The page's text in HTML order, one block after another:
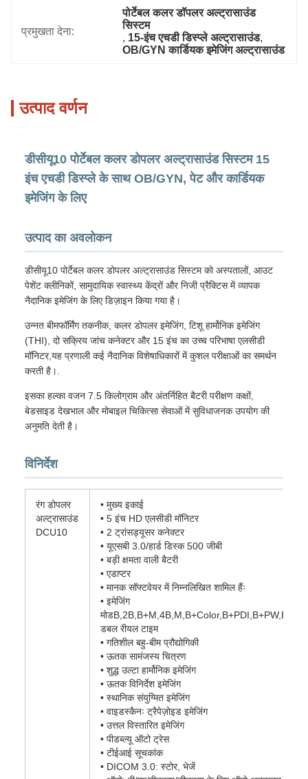
प्रमुखता देना:
पोर्टेबल कलर डॉपलर अल्ट्रासाउंड
सिस्टम
, 15-इंच एचडी डिस्प्ले अल्ट्रासाउंड,
OB/GYN कार्डियक इमेजिंग अल्ट्रासाउंड
उत्पाद वर्णन
डीसीयू10 पोर्टेबल कलर डोपलर अल्ट्रासाउंड सिस्टम 15
इंच एचडी डिस्प्ले के साथ OB/GYN, पेट और कार्डियक
इमेजिंग के लिए
उत्पाद का अवलोकन
डीसीयू10 पोर्टेबल कलर डोपलर अल्ट्रासाउंड सिस्टम को अस्पतालों, आउट
पेशेंट क्लीनिकों, सामुदायिक स्वास्थ्य केंद्रों और निजी प्रैक्टिस में व्यापक
नैदानिक इमेजिंग के लिए डिज़ाइन किया गया है।
उन्नत बीमफॉर्मिंग तकनीक, कलर डोपलर इमेजिंग, टिशू हार्मोनिक इमेजिंग
(THI), दो सक्रिय जांच कनेक्टर और 15 इंच का उच्च परिभाषा एलसीडी
मॉनिटर,यह प्रणाली कई नैदानिक विशेषाधिकारों में कुशल परीक्षाओं का समर्थन
करती है।.
इसका हल्का वजन 7.5 किलोग्राम और अंतर्निहित बैटरी परीक्षण कक्षों,
बेडसाइड देखभाल और मोबाइल चिकित्सा सेवाओं में सुविधाजनक उपयोग की
अनुमति देती है।
विनिर्देश
रंग डोपलर
अल्ट्रासाउंड
DCU10
• मुख्य इकाई
• 5 इंच HD एलसीडी मॉनिटर
• 2 ट्रांसड्यूसर कनेक्टर
• यूएसबी 3.0/हार्ड डिस्क 500 जीबी
• बड़ी क्षमता वाली बैटरी
• एडाप्टर
• मानक सॉफ्टवेयर में निम्नलिखित शामिल हैंः
• इमेजिंग
डबल रीयल टाइम
• गतिशील बहु-बीम प्रौद्योगिकी
• ऊतक सामंजस्य चित्रण
• शुद्ध उल्टा हार्मोनिक इमेजिंग
• ऊतक विनिर्देश इमेजिंग
• स्थानिक संयुग्मित इमेजिंग
• वाइडस्कैनः ट्रैपेज़ोइड इमेजिंग
• उत्तल विस्तारित इमेजिंग
• पीडब्ल्यू ऑटो ट्रेस
• टीईआई सूचकांक
• DICOM 3.0: स्टोर, भेजें